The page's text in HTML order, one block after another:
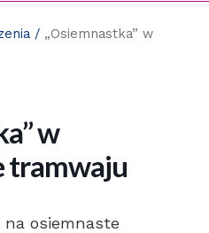
/ „Osiemnastka” w
w
tramwaju
osiemnaste